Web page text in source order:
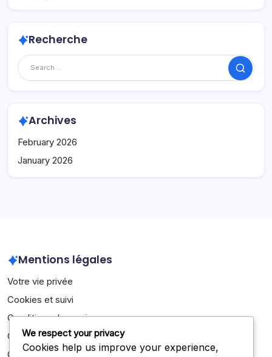
Recherche
Search
Archives
February 2026
January 2026
Mentions légales
Votre vie privée
Cookies et suivi
Conditions de service
Contactez-nous
Qui nous sommes
We respect your privacy
Cookies help us improve your experience,